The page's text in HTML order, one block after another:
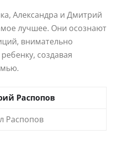
Александра и Дмитрий
лучшее. Они осознают
внимательно
создавая
Распопов
Распопов